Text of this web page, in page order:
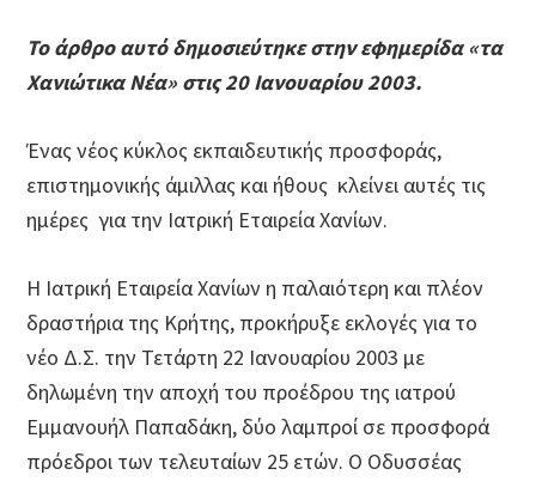
Το άρθρο αυτό δημοσιεύτηκε στην εφημερίδα «τα
Χανιώτικα Νέα» στις 20 Ιανουαρίου 2003.
Ένας νέος κύκλος εκπαιδευτικής προσφοράς,
επιστημονικής άμιλλας και ήθους κλείνει αυτές τις
ημέρες για την Ιατρική Εταιρεία Χανίων.
Η Ιατρική Εταιρεία Χανίων η παλαιότερη και πλέον
δραστήρια της Κρήτης, προκήρυξε εκλογές για το
νέο Δ.Σ. την Τετάρτη 22 Ιανουαρίου 2003 με
δηλωμένη την αποχή του προέδρου της ιατρού
Εμμανουήλ Παπαδάκη, δύο λαμπροί σε προσφορά
πρόεδροι των τελευταίων 25 ετών. Ο Οδυσσέας